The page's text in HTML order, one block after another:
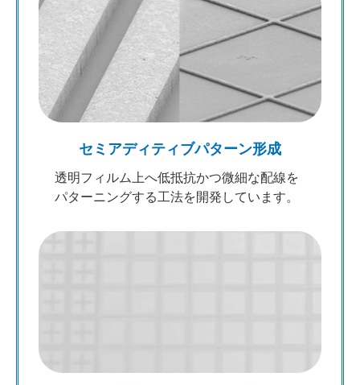
セミアディティブパターン形成
透明フィルム上へ低抵抗かつ微細な配線を
パターニングする工法を開発しています。